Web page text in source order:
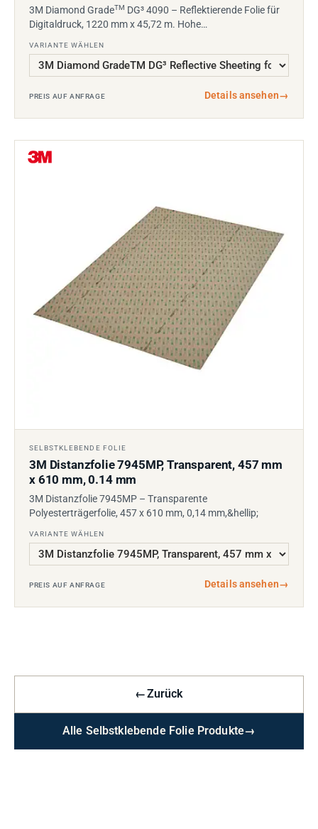
3M Diamond GradeTM DG³ 4090 – Reflektierende Folie für
Digitaldruck, 1220 mm x 45,72 m. Hohe…
VARIANTE WÄHLEN
PREIS AUF ANFRAGE Details ansehen→
SELBSTKLEBENDE FOLIE
3M Distanzfolie 7945MP, Transparent, 457 mm
x 610 mm, 0.14 mm
3M Distanzfolie 7945MP – Transparente
Polyesterträgerfolie, 457 x 610 mm, 0,14 mm,&hellip;
VARIANTE WÄHLEN
PREIS AUF ANFRAGE Details ansehen→
←Zurück
Alle Selbstklebende Folie Produkte→